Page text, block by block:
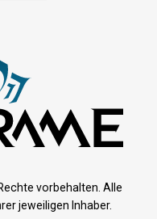
vorbehalten. Alle
jeweiligen Inhaber.